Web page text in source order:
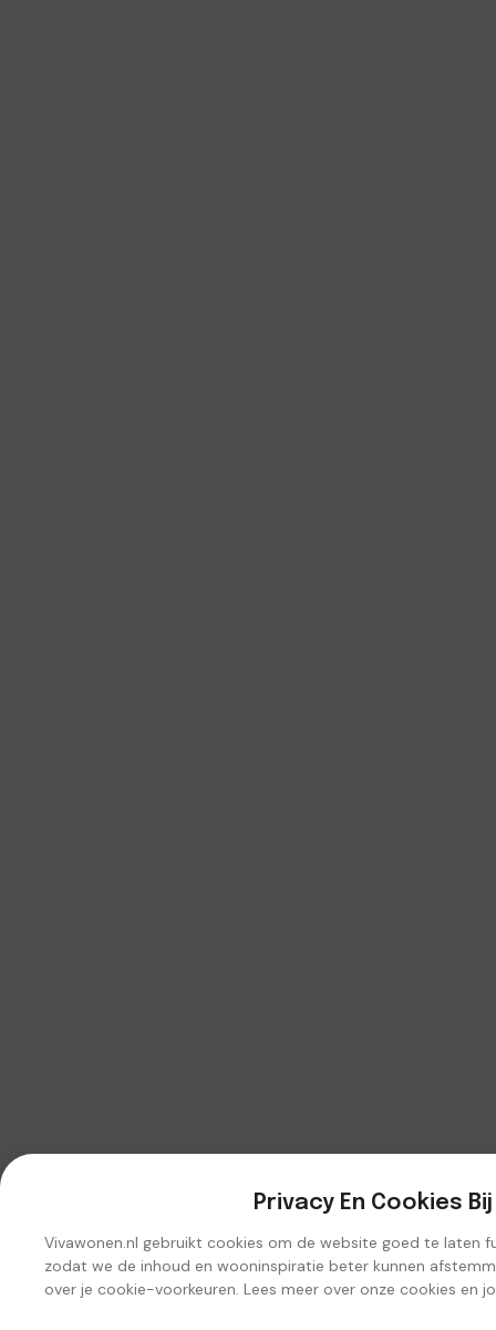
Privacy En Cookies
Vivawonen.nl gebruikt cookies om de website goed te laten
zodat we de inhoud en wooninspiratie beter kunnen
over je cookie-voorkeuren. Lees meer over onze cookies en